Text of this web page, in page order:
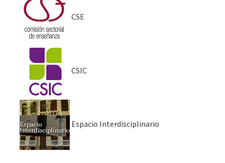
CSE
CSIC
Espacio Interdisciplinario